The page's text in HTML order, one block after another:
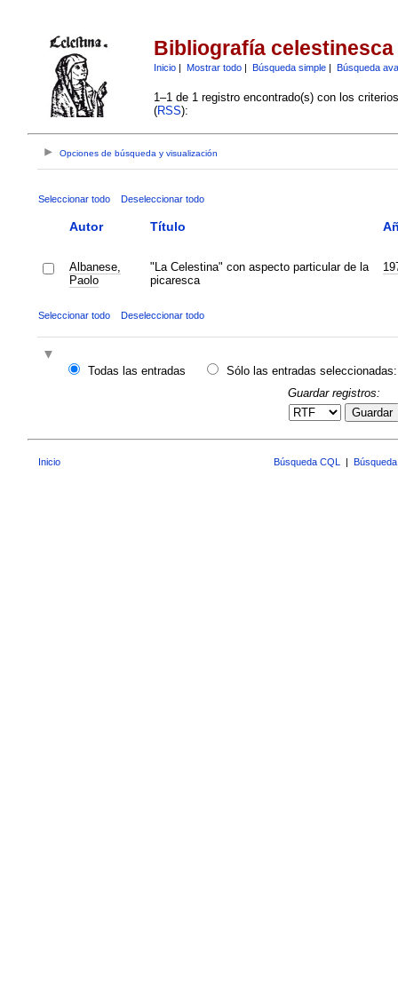
Bibliografía celestinesca
Inicio| Mostrar todo| Búsqueda simple| Búsqueda
1–1 de 1 registro encontrado(s) con los
(RSS):
Opciones de búsqueda y visualización
Seleccionar todo Deseleccionar todo
Autor Título
Albanese,
Paolo
"La Celestina" con aspecto particular de la
picaresca
Seleccionar todo Deseleccionar todo
Todas las entradas
Sólo las entradas seleccionadas:
Guardar registros:
Guardar
Inicio Búsqueda CQL